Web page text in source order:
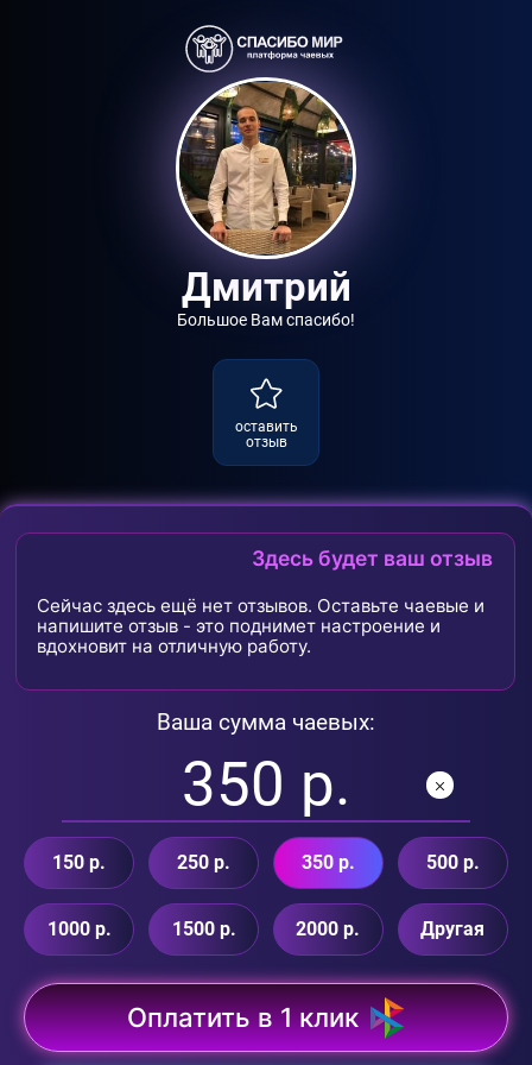
Дмитрий
Большое Вам спасибо!
оставить
отзыв
Здесь будет ваш отзыв
Сейчас здесь ещё нет отзывов. Оставьте чаевые и
напишите отзыв - это поднимет настроение и
вдохновит на отличную работу.
Ваша сумма чаевых:
150 р. 250 р. 350 р. 500 р.
1000 р. 1500 р. 2000 р. Другая
Оплатить в 1 клик